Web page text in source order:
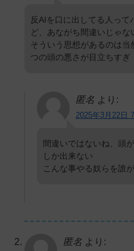
反AIを口に出してる人っ
ど、あながち間違いじゃな
そういう思想があるのは
つの頭の悪さが目立ちすぎ
匿名 より:
2025年3月22日
間違いではないね、頭
しか出来ない
こんな事やる奴らを誰
匿名 より: